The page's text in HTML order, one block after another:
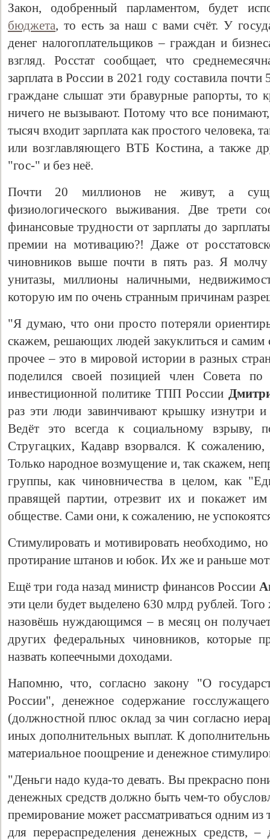
Закон, одобренный парламентом, будет
бюджета, то есть за наш с вами счёт. У
денег налогоплательщиков – граждан и
взгляд. Росстат сообщает, что
зарплата в России в 2021 году составила
граждане слышат эти бравурные рапорты, то
ничего не вызывают. Потому что все
тысяч входит зарплата как простого человека,
или возглавляющего ВТБ Костина, а также
"гос-" и без неё.
Почти 20 миллионов не живут, а
физиологического выживания. Две трети
финансовые трудности от зарплаты до
премии на мотивацию?! Даже от
чиновников выше почти в пять раз. Я молчу
унитазы, миллионы наличными,
которую им по очень странным причинам
"Я думаю, что они просто потеряли
скажем, решающих людей закуклиться и самим
прочее – это в мировой истории в разных
поделился своей позицией член Совета
инвестиционной политике ТПП России
раз эти люди завинчивают крышку изнутри
Ведёт это всегда к социальному взрыву,
Стругацких, Кадавр взорвался. К
Только народное возмущение и, так скажем,
группы, как чиновничества в целом, как
правящей партии, отрезвит их и покажет
обществе. Сами они, к сожалению, не
Стимулировать и мотивировать необходимо,
протирание штанов и юбок. Их же и раньше
Ещё три года назад министр финансов России
эти цели будет выделено 630 млрд рублей.
назовёшь нуждающимся – в месяц он
других федеральных чиновников, которые
назвать копеечными доходами.
Напомню, что, согласно закону "О
России", денежное содержание
(должностной плюс оклад за чин согласно
иных дополнительных выплат. К
материальное поощрение и денежное
"Деньги надо куда-то девать. Вы прекрасно
денежных средств должно быть чем-то
премирование может рассматриваться одним из
для перераспределения денежных средств,